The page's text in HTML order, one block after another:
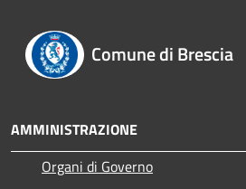
Comune di Brescia
AMMINISTRAZIONE
Organi di Governo